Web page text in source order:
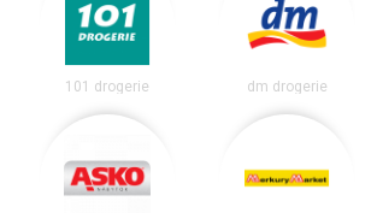
101 drogerie dm drogerie